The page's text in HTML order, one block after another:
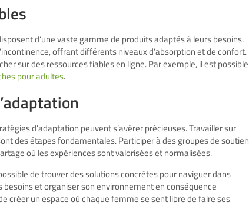
d’une vaste gamme de produits adaptés à leurs besoins.
offrant différents niveaux d’absorption et de confort.
sur des ressources fiables en ligne. Par exemple, il est possible
pour adultes.
d’adaptation peuvent s’avérer précieuses. Travailler sur
des étapes fondamentales. Participer à des groupes de soutien
où les expériences sont valorisées et normalisées.
de trouver des solutions concrètes pour naviguer dans
et organiser son environnement en conséquence
créer un espace où chaque femme se sent libre de faire ses